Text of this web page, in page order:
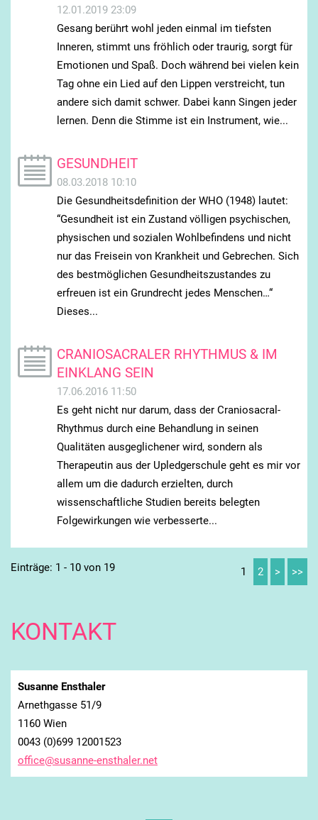
12.01.2019 23:09
Gesang berührt wohl jeden einmal im tiefsten
Inneren, stimmt uns fröhlich oder traurig, sorgt für
Emotionen und Spaß. Doch während bei vielen kein
Tag ohne ein Lied auf den Lippen verstreicht, tun
andere sich damit schwer. Dabei kann Singen jeder
lernen. Denn die Stimme ist ein Instrument, wie...
GESUNDHEIT
08.03.2018 10:10
Die Gesundheitsdefinition der WHO (1948) lautet:
“Gesundheit ist ein Zustand völligen psychischen,
physischen und sozialen Wohlbefindens und nicht
nur das Freisein von Krankheit und Gebrechen. Sich
des bestmöglichen Gesundheitszustandes zu
erfreuen ist ein Grundrecht jedes Menschen…“
Dieses...
CRANIOSACRALER RHYTHMUS & IM
EINKLANG SEIN
17.06.2016 11:50
Es geht nicht nur darum, dass der Craniosacral-
Rhythmus durch eine Behandlung in seinen
Qualitäten ausgeglichener wird, sondern als
Therapeutin aus der Upledgerschule geht es mir vor
allem um die dadurch erzielten, durch
wissenschaftliche Studien bereits belegten
Folgewirkungen wie verbesserte...
Einträge: 1 - 10 von 19 1 2 > >>
KONTAKT
Susanne Ensthaler
Arnethgasse 51/9
1160 Wien
0043 (0)699 12001523
office@susanne-ensthaler.net